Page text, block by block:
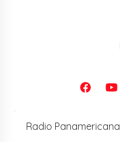
Radio Panamericana